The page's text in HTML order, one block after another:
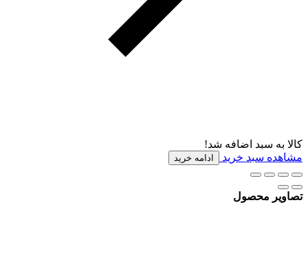
کالا به سبد اضافه شد!
مشاهده سبد خرید
ادامه خرید
تصاویر محصول